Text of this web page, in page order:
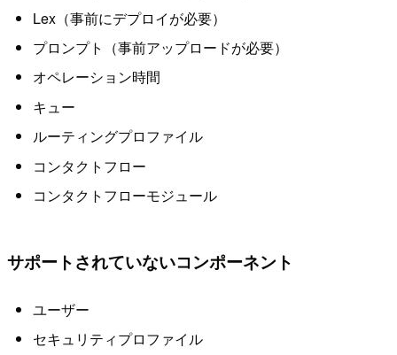
Lex（事前にデプロイが必要）
プロンプト（事前アップロードが必要）
オペレーション時間
キュー
ルーティングプロファイル
コンタクトフロー
コンタクトフローモジュール
サポートされていないコンポーネント
ユーザー
セキュリティプロファイル